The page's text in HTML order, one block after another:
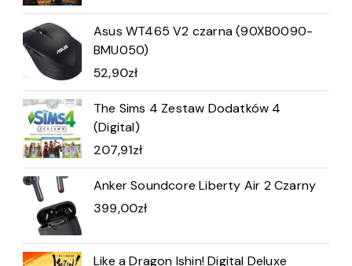
Asus WT465 V2 czarna (90XB0090-
BMU050)
52,90zł
The Sims 4 Zestaw Dodatków 4
(Digital)
207,91zł
Anker Soundcore Liberty Air 2 Czarny
399,00zł
Like a Dragon Ishin! Digital Deluxe